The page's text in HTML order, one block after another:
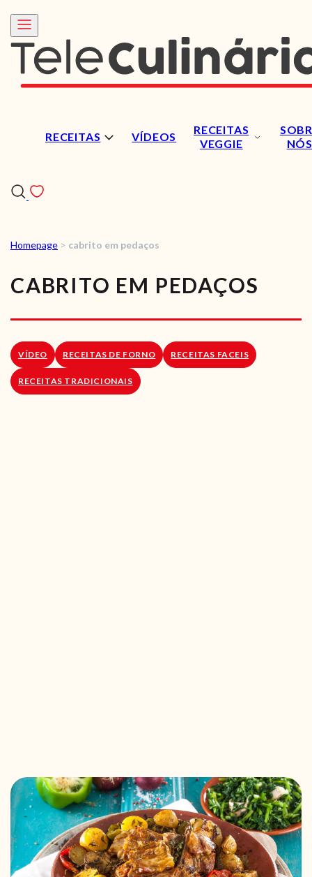
RECEITAS VÍDEOS
RECEITAS
VEGGIE
NÓS
RECEITAS
VÍDEOS
RECEITAS VEGGIE
SOBRE NÓS
LOJA ONLINE
Homepage > cabrito em pedaços
CABRITO EM PEDAÇOS
VÍDEO RECEITAS DE FORNO RECEITAS FACEIS
RECEITAS TRADICIONAIS